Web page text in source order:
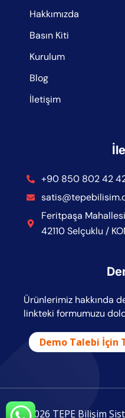
Hakkımızda
Basın Kiti
Kurulum
Blog
İletişim
+90 850 802 42
Feritpaşa
42110 Selçuklu /
Ürünlerimiz hakkında
linkteki formumuzu
Demo Talebi İçin
© 2026 TEPE Bilişim